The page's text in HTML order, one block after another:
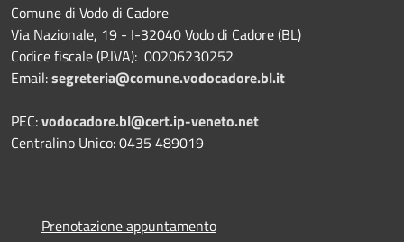
Comune di Vodo di Cadore
Via Nazionale, 19 - I-32040 Vodo di Cadore (BL)
Codice fiscale (P.IVA): 00206230252
Email:segreteria@comune.vodocadore.bl.it
PEC:vodocadore.bl@cert.ip-veneto.net
Centralino Unico: 0435 489019
Prenotazione appuntamento